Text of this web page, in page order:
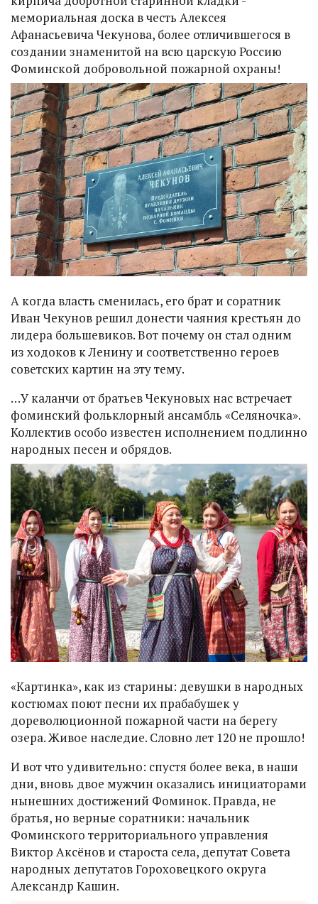
мемориальная доска в честь Алексея
Афанасьевича Чекунова, более отличившегося в
создании знаменитой на всю царскую Россию
Фоминской добровольной пожарной охраны!
А когда власть сменилась, его брат и соратник
Иван Чекунов решил донести чаяния крестьян до
лидера большевиков. Вот почему он стал одним
из ходоков к Ленину и соответственно героев
советских картин на эту тему.
…У каланчи от братьев Чекуновых нас встречает
фоминский фольклорный ансамбль «Селяночка».
Коллектив особо известен исполнением подлинно
народных песен и обрядов.
«Картинка», как из старины: девушки в народных
костюмах поют песни их прабабушек у
дореволюционной пожарной части на берегу
озера. Живое наследие. Словно лет 120 не прошло!
И вот что удивительно: спустя более века, в наши
дни, вновь двое мужчин оказались инициаторами
нынешних достижений Фоминок. Правда, не
братья, но верные соратники: начальник
Фоминского территориального управления
Виктор Аксёнов и староста села, депутат Совета
народных депутатов Гороховецкого округа
Александр Кашин.